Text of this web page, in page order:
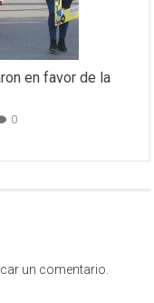
en favor de la
0
un comentario.